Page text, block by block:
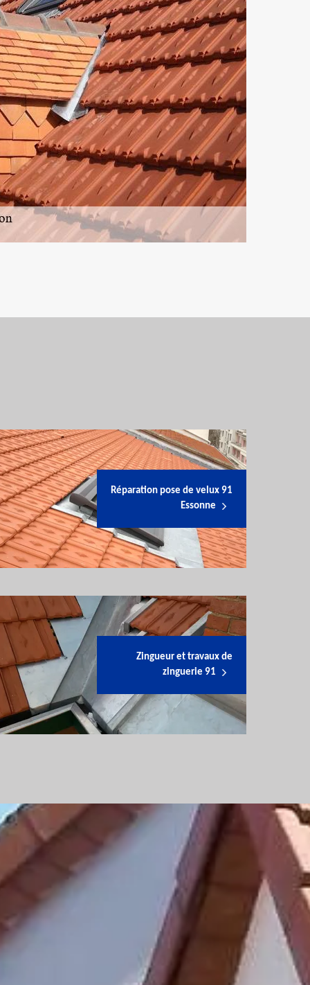
Réparation pose de velux 91
Essonne
Zingueur et travaux de
zinguerie 91